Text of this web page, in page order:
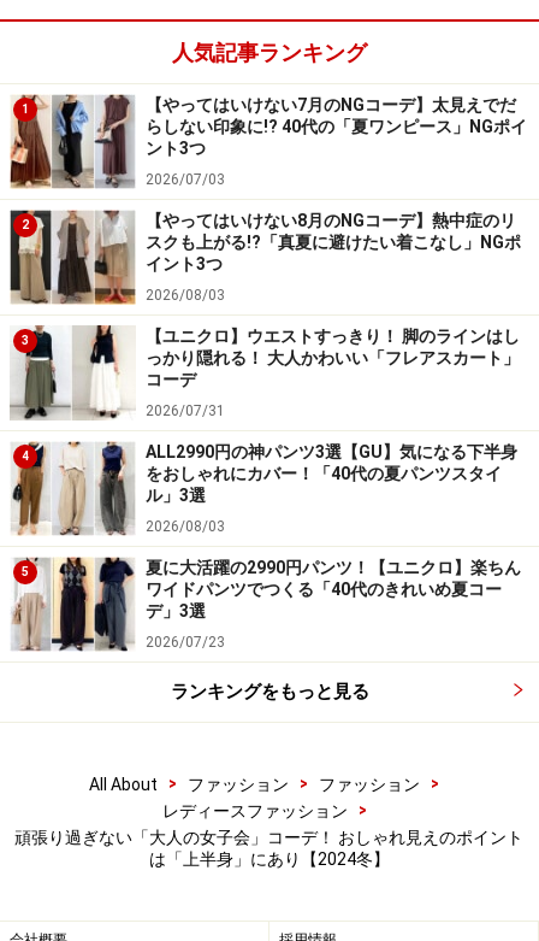
4. 「ビスチェつきシャツ」など、デザイン
性のあるトップスも大人向け
ビスチェのついた襟つきシャツなど、少しモードなデザイン
も大人だからこそ着こなせる 出典：WEAR
で着用しているのは、秋冬らしい素材のベーシック
も、これ1枚で断然おしゃれに見せてくれるアイテムで
す。長めの丈は、おなかまわりのカバー効果もあります
ね。
人気記事ランキング
1
【やってはいけない7月のNGコーデ】太見えでだ
らしない印象に!? 40代の「夏ワンピース」NGポイ
ント3つ
2026/07/03
2
【やってはいけない8月のNGコーデ】熱中症のリ
スクも上がる!?「真夏に避けたい着こなし」NGポ
イント3つ
2026/08/03
3
【ユニクロ】ウエストすっきり！ 脚のラインはし
っかり隠れる！ 大人かわいい「フレアスカート」
コーデ
2026/07/31
4
ALL2990円の神パンツ3選【GU】気になる下半身
をおしゃれにカバー！「40代の夏パンツスタイ
ル」3選
2026/08/03
5
夏に大活躍の2990円パンツ！【ユニクロ】楽ちん
ワイドパンツでつくる「40代のきれいめ夏コー
デ」3選
2026/07/23
ランキングをもっと見る
All About > ファッション > ファッション
>
レディースファッション
>
頑張り過ぎない「大人の女子会」コーデ！ おしゃれ見えのポイント
は「上半身」にあり【2024冬】